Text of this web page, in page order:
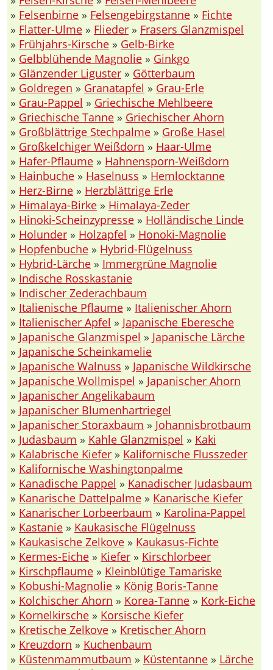
» Felsenbirne » Felsengebirgstanne » Fichte
» Flatter-Ulme » Flieder » Frasers Glanzmispel
» Frühjahrs-Kirsche » Gelb-Birke
» Gelbblühende Magnolie » Ginkgo
» Glänzender Liguster » Götterbaum
» Goldregen » Granatapfel » Grau-Erle
» Grau-Pappel » Griechische Mehlbeere
» Griechische Tanne » Griechischer Ahorn
» Großblättrige Stechpalme » Große Hasel
» Großkelchiger Weißdorn » Haar-Ulme
» Hafer-Pflaume » Hahnensporn-Weißdorn
» Hainbuche » Haselnuss » Hemlocktanne
» Herz-Birne » Herzblättrige Erle
» Himalaya-Birke » Himalaya-Zeder
» Hinoki-Scheinzypresse » Holländische Linde
» Holunder » Holzapfel » Honoki-Magnolie
» Hopfenbuche » Hybrid-Flügelnuss
» Hybrid-Lärche » Immergrüne Magnolie
» Indische Rosskastanie
» Indischer Zederachbaum
» Italienische Pflaume » Italienischer Ahorn
» Italienischer Apfel » Japanische Eberesche
» Japanische Glanzmispel » Japanische Lärche
» Japanische Scheinkamelie
» Japanische Walnuss » Japanische Wildkirsche
» Japanische Wollmispel » Japanischer Ahorn
» Japanischer Angelikabaum
» Japanischer Blumenhartriegel
» Japanischer Storaxbaum » Johannisbrotbaum
» Judasbaum » Kahle Glanzmispel » Kaki
» Kalabrische Kiefer » Kalifornische Flusszeder
» Kalifornische Washingtonpalme
» Kanadische Pappel » Kanadischer Judasbaum
» Kanarische Dattelpalme » Kanarische Kiefer
» Kanarischer Lorbeerbaum » Karolina-Pappel
» Kastanie » Kaukasische Flügelnuss
» Kaukasische Zelkove » Kaukasus-Fichte
» Kermes-Eiche » Kiefer » Kirschlorbeer
» Kirschpflaume » Kleinblütige Tamariske
» Kobushi-Magnolie » König Boris-Tanne
» Kolchischer Ahorn » Korea-Tanne » Kork-Eiche
» Kornelkirsche » Korsische Kiefer
» Kretische Zelkove » Kretischer Ahorn
» Kreuzdorn » Kuchenbaum
» Küstenmammutbaum » Küstentanne » Lärche